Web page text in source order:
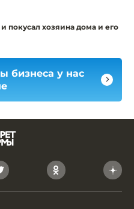
покусал хозяина дома и его
бизнеса у нас